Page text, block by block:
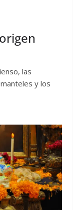
las
y los